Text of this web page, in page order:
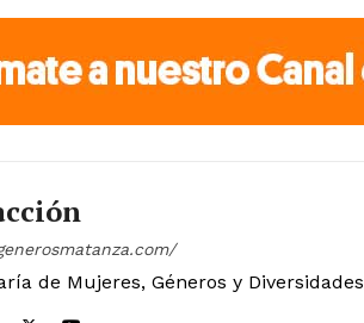
de Mujeres, Géneros y Diversidades